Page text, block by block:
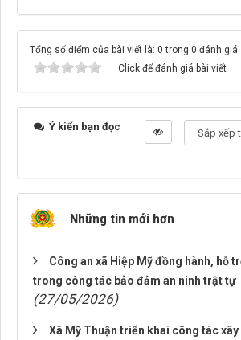
Tổng số điểm của bài viết là: 0 trong 0 đánh giá
Click để đánh giá bài viết
Ý kiến bạn đọc
Những tin mới hơn
Công an xã Hiệp Mỹ đồng hành, hỗ
trong công tác bảo đảm an ninh trật tự
(27/05/2026)
Xã Mỹ Thuận triển khai công tác xây